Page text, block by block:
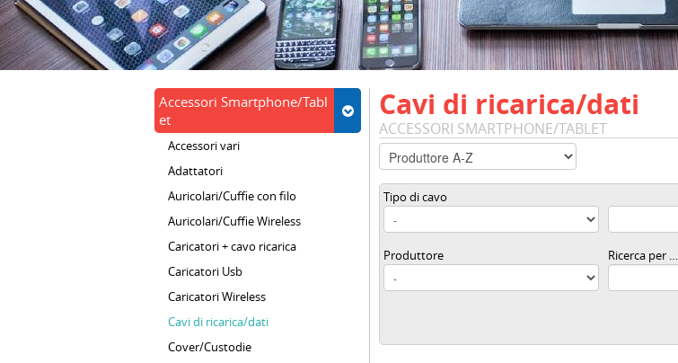
Cavi di ricarica/dati
ACCESSORI SMARTPHONE/TABLET
Tipo di cavo
Produttore Ricerca per …
Accessori Smartphone/Tabl
et
Accessori vari
Adattatori
Auricolari/Cuffie con filo
Auricolari/Cuffie Wireless
Caricatori + cavo ricarica
Caricatori Usb
Caricatori Wireless
Cavi di ricarica/dati
Cover/Custodie